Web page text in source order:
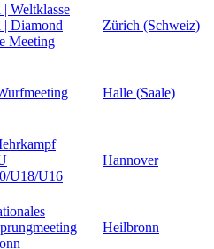
Weltklasse
| Diamond
Meeting
Zürich (Schweiz)
Halle (Saale)
U18/U16
Hannover
Heilbronn